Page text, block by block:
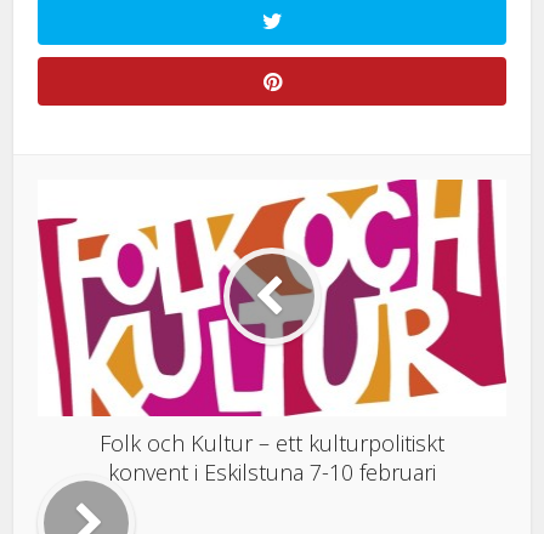
Folk och Kultur – ett kulturpolitiskt
konvent i Eskilstuna 7-10 februari